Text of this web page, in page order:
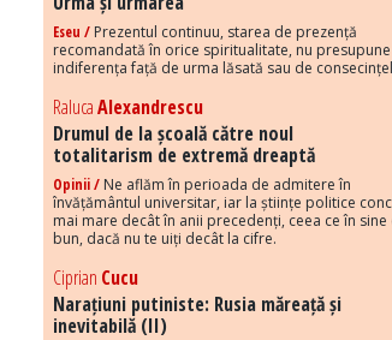
Eseu / Prezentul continuu, starea de prezență
recomandată în orice spiritualitate, nu presupune
indiferența față de urma lăsată sau de
RalucaAlexandrescu
Drumul de la școală către noul
totalitarism de extremă dreaptă
Opinii / Ne aflăm în perioada de admitere în
învățământul universitar, iar la științe politice
mai mare decât în anii precedenți, ceea ce în sine
bun, dacă nu te uiți decât la cifre.
Ciprian Cucu
Narațiuni putiniste: Rusia măreață și
inevitabilă (II)